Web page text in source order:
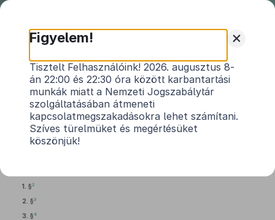
2016. évi CLXXII. törvény
az egyes egészségügyi és egészségbiztosítási
tárgyú törvények módosításáról
Hatályos: 2017. 09. 02. – 2017. 12. 11.
1. §2
2. §3
3. §4
+
Figyelem!
Tisztelt Felhasználóink! 2026. augusztus 8-
án 22:00 és 22:30 óra között karbantartási
munkák miatt a Nemzeti Jogszabálytár
szolgáltatásában átmeneti
kapcsolatmegszakadásokra lehet számítani.
Szíves türelmüket és megértésüket
köszönjük!